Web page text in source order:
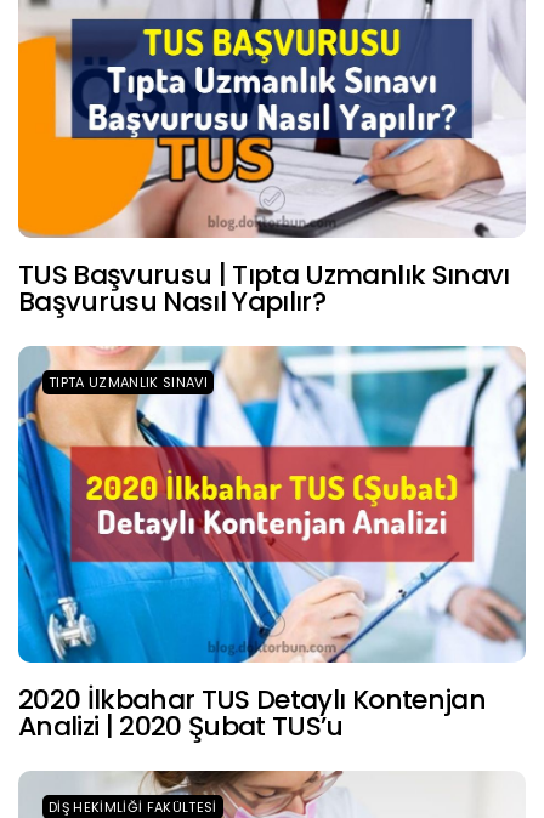
TUS Başvurusu | Tıpta Uzmanlık Sınavı
Başvurusu Nasıl Yapılır?
TIPTA UZMANLIK SINAVI
2020 İlkbahar TUS Detaylı Kontenjan
Analizi | 2020 Şubat TUS’u
DIŞ HEKIMLIĞI FAKÜLTESI